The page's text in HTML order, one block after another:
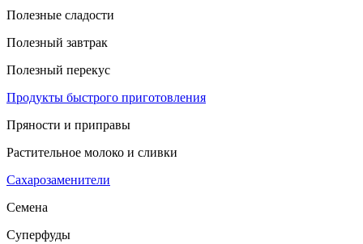
Полезные сладости
Полезный завтрак
Полезный перекус
Продукты быстрого приготовления
Пряности и приправы
Растительное молоко и сливки
Сахарозаменители
Семена
Суперфуды